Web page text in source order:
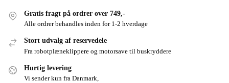
Gratis fragt på ordrer over 749,-
Alle ordrer behandles inden for 1-2 hverdage
Stort udvalg af reservedele
Fra robotplæneklippere og motorsave til buskryddere
Hurtig levering
Vi sender kun fra Danmark,